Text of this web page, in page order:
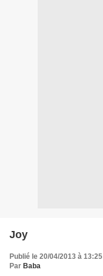
Joy
Publié le 20/04/2013 à 13:25
Par Baba